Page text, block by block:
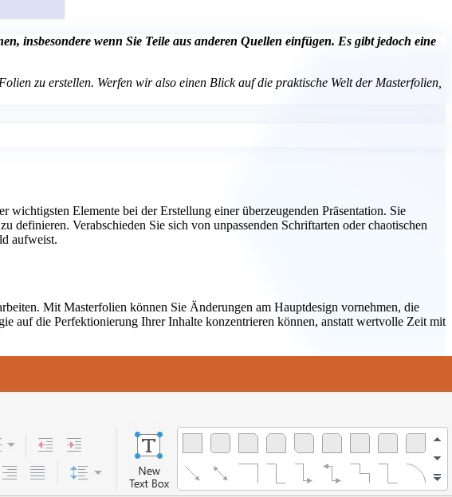
insbesondere wenn Sie Teile aus anderen Quellen einfügen. Es gibt jedoch eine
zu erstellen. Werfen wir also einen Blick auf die praktische Welt der Masterfolien,
Elemente bei der Erstellung einer überzeugenden Präsentation. Sie
definieren. Verabschieden Sie sich von unpassenden Schriftarten oder chaotischen
aufweist.
Mit Masterfolien können Sie Änderungen am Hauptdesign vornehmen, die
auf die Perfektionierung Ihrer Inhalte konzentrieren können, anstatt wertvolle Zeit mit